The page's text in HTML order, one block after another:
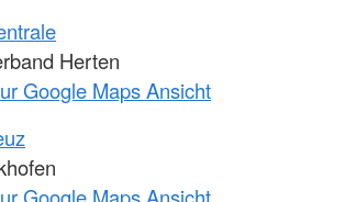
Herten
Google Maps Ansicht